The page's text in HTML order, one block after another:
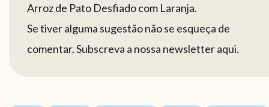
Arroz de Pato Desfiado com Laranja.
Se tiver alguma sugestão não se esqueça de
comentar. Subscreva a nossa newsletter aqui.